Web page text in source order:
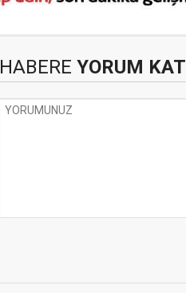
HABERE YORUM KAT